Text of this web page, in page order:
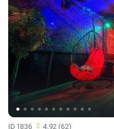
ID 1836 4.92 (62)